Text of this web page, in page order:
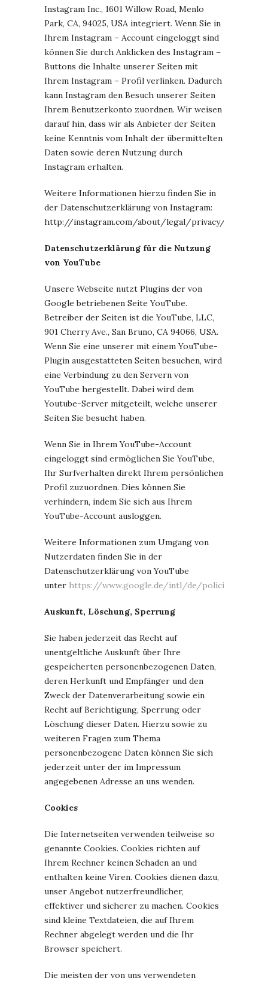
Instagram Inc., 1601 Willow Road, Menlo
Park, CA, 94025, USA integriert. Wenn Sie in
Ihrem Instagram – Account eingeloggt sind
können Sie durch Anklicken des Instagram –
Buttons die Inhalte unserer Seiten mit
Ihrem Instagram – Profil verlinken. Dadurch
kann Instagram den Besuch unserer Seiten
Ihrem Benutzerkonto zuordnen. Wir weisen
darauf hin, dass wir als Anbieter der Seiten
keine Kenntnis vom Inhalt der übermittelten
Daten sowie deren Nutzung durch
Instagram erhalten.
Weitere Informationen hierzu finden Sie in
der Datenschutzerklärung von Instagram:
http://instagram.com/about/legal/privacy/
Datenschutzerklärung für die Nutzung
von YouTube
Unsere Webseite nutzt Plugins der von
Google betriebenen Seite YouTube.
Betreiber der Seiten ist die YouTube, LLC,
901 Cherry Ave., San Bruno, CA 94066, USA.
Wenn Sie eine unserer mit einem YouTube-
Plugin ausgestatteten Seiten besuchen, wird
eine Verbindung zu den Servern von
YouTube hergestellt. Dabei wird dem
Youtube-Server mitgeteilt, welche unserer
Seiten Sie besucht haben.
Wenn Sie in Ihrem YouTube-Account
eingeloggt sind ermöglichen Sie YouTube,
Ihr Surfverhalten direkt Ihrem persönlichen
Profil zuzuordnen. Dies können Sie
verhindern, indem Sie sich aus Ihrem
YouTube-Account ausloggen.
Weitere Informationen zum Umgang von
Nutzerdaten finden Sie in der
Datenschutzerklärung von YouTube
unter https://www.google.de/intl/de/policies/privacy
Auskunft, Löschung, Sperrung
Sie haben jederzeit das Recht auf
unentgeltliche Auskunft über Ihre
gespeicherten personenbezogenen Daten,
deren Herkunft und Empfänger und den
Zweck der Datenverarbeitung sowie ein
Recht auf Berichtigung, Sperrung oder
Löschung dieser Daten. Hierzu sowie zu
weiteren Fragen zum Thema
personenbezogene Daten können Sie sich
jederzeit unter der im Impressum
angegebenen Adresse an uns wenden.
Cookies
Die Internetseiten verwenden teilweise so
genannte Cookies. Cookies richten auf
Ihrem Rechner keinen Schaden an und
enthalten keine Viren. Cookies dienen dazu,
unser Angebot nutzerfreundlicher,
effektiver und sicherer zu machen. Cookies
sind kleine Textdateien, die auf Ihrem
Rechner abgelegt werden und die Ihr
Browser speichert.
Die meisten der von uns verwendeten